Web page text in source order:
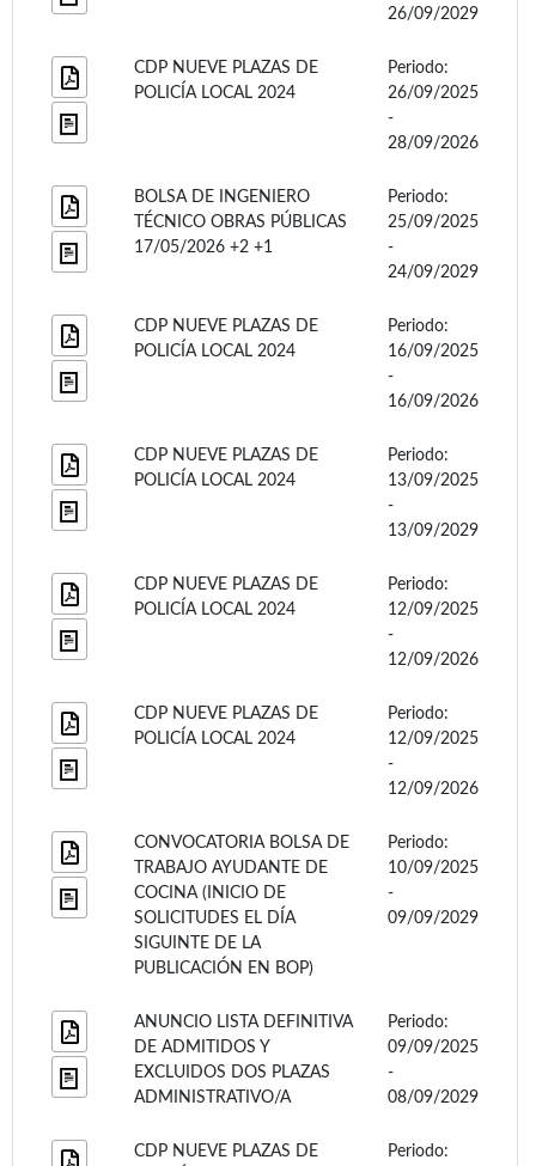
26/09/2029
CDP NUEVE PLAZAS DE
POLICÍA LOCAL 2024
Periodo:
26/09/2025
-
28/09/2026
BOLSA DE INGENIERO
TÉCNICO OBRAS PÚBLICAS
17/05/2026 +2 +1
Periodo:
25/09/2025
-
24/09/2029
CDP NUEVE PLAZAS DE
POLICÍA LOCAL 2024
Periodo:
16/09/2025
-
16/09/2026
CDP NUEVE PLAZAS DE
POLICÍA LOCAL 2024
Periodo:
13/09/2025
-
13/09/2029
CDP NUEVE PLAZAS DE
POLICÍA LOCAL 2024
Periodo:
12/09/2025
-
12/09/2026
CDP NUEVE PLAZAS DE
POLICÍA LOCAL 2024
Periodo:
12/09/2025
-
12/09/2026
CONVOCATORIA BOLSA DE
TRABAJO AYUDANTE DE
COCINA (INICIO DE
SOLICITUDES EL DÍA
SIGUINTE DE LA
PUBLICACIÓN EN BOP)
Periodo:
10/09/2025
-
09/09/2029
ANUNCIO LISTA DEFINITIVA
DE ADMITIDOS Y
EXCLUIDOS DOS PLAZAS
ADMINISTRATIVO/A
Periodo:
09/09/2025
-
08/09/2029
CDP NUEVE PLAZAS DE
Periodo: